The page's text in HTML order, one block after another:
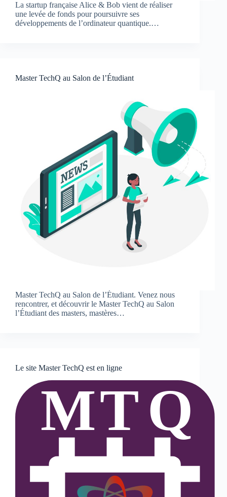
La startup française Alice & Bob vient de réaliser
une levée de fonds pour poursuivre ses
développements de l’ordinateur quantique.…
Master TechQ au Salon de l’Étudiant
Master TechQ au Salon de l’Étudiant. Venez nous
rencontrer, et découvrir le Master TechQ au Salon
l’Étudiant des masters, mastères…
Le site Master TechQ est en ligne